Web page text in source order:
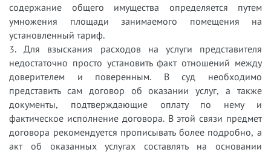
содержание общего имущества определяется путем
умножения площади занимаемого помещения на
установленный тариф.
3. Для взыскания расходов на услуги представителя
недостаточно просто установить факт отношений между
доверителем и поверенным. В суд необходимо
представить сам договор об оказании услуг, а также
документы, подтверждающие оплату по нему и
фактическое исполнение договора. В этой связи предмет
договора рекомендуется прописывать более подробно, а
акт об оказанных услугах составлять на основании